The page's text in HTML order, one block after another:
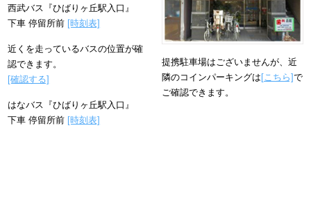
西武バス『ひばりヶ丘駅入口』
下車 停留所前 [時刻表]
近くを走っているバスの位置が確
認できます。
[確認する]
はなバス『ひばりヶ丘駅入口』
下車 停留所前 [時刻表]
提携駐車場はございませんが、近
隣のコインパーキングは [こちら]で
ご確認できます。